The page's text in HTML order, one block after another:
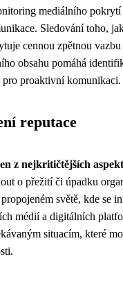
mediálního pokrytí
Sledování toho,
cennou zpětnou
obsahu pomáhá
proaktivní komunikaci.
reputace
z nejkritičtějších
o přežití či úpadku
světě, kde se
médií a digitálních
situacím, které